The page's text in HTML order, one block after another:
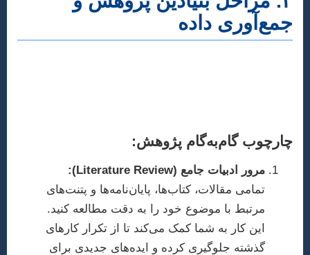
جمع‌آوری داده
چارچوب گام‌به‌گام پژوهش:
مرور ادبیات جامع (Literature Review):
تمامی مقالات، کتاب‌ها، پایان‌نامه‌ها و پتنت‌های
مرتبط با موضوع خود را به دقت مطالعه کنید.
این کار به شما کمک می‌کند تا از تکرار کارهای
گذشته جلوگیری کرده و ایده‌های جدیدی برای